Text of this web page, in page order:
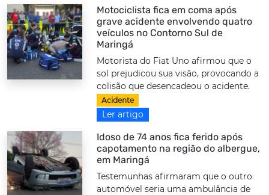
Motociclista fica em coma após
grave acidente envolvendo quatro
veículos no Contorno Sul de
Maringá
Motorista do Fiat Uno afirmou que o
sol prejudicou sua visão, provocando a
colisão que desencadeou o acidente.
Acidente
Ler artigo
Idoso de 74 anos fica ferido após
capotamento na região do albergue,
em Maringá
Testemunhas afirmaram que o outro
automóvel seria uma ambulância de